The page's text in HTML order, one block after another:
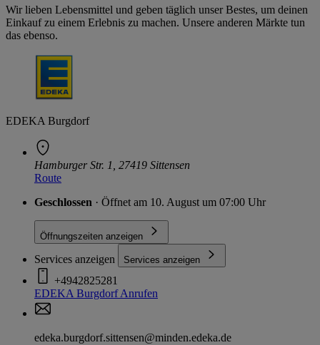
Wir lieben Lebensmittel und geben täglich unser Bestes, um deinen
Einkauf zu einem Erlebnis zu machen. Unsere anderen Märkte tun
das ebenso.
EDEKA Burgdorf
Hamburger Str. 1, 27419 Sittensen
Route
Geschlossen · Öffnet am 10. August um 07:00 Uhr
Öffnungszeiten anzeigen
Services anzeigen Services anzeigen
+4942825281
EDEKA BurgdorfAnrufen
edeka.burgdorf.sittensen@minden.edeka.de